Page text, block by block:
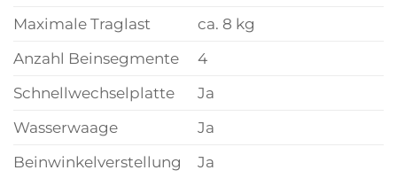
Maximale Traglast
ca. 8 kg
Anzahl Beinsegmente
4
Schnellwechselplatte
Ja
Wasserwaage
Ja
Beinwinkelverstellung
Ja